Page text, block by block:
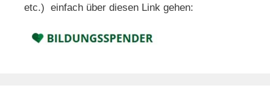
etc.) einfach über diesen Link gehen: